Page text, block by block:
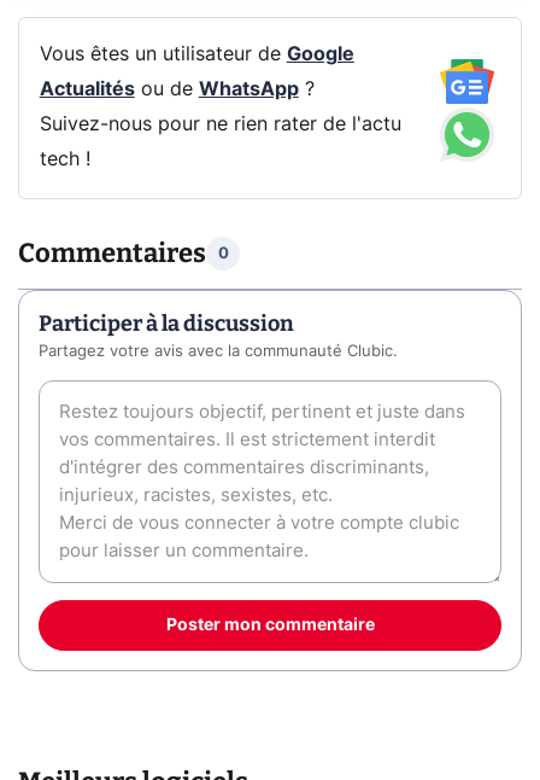
Vous êtes un utilisateur de Google
Actualitésou de WhatsApp?
Suivez-nous pour ne rien rater de l'actu
tech !
Commentaires 0
Participer à la discussion
Partagez votre avis avec la communauté Clubic.
Poster mon commentaire